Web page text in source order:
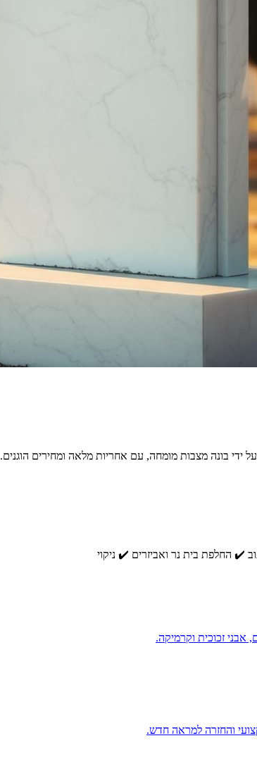
ידי בונה מצבות מומחה, עם אחריות מלאה ומחירים הוגנים.
✔️ החלפת בית נר ואביזרים ✔️ ניקוי
אבני זכוכית וקרמיקה.
והחזרה למראה חדש.